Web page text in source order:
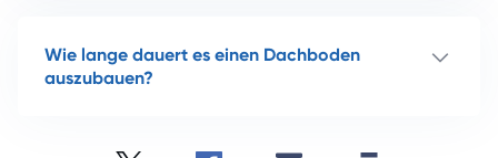
Wie lange dauert es einen Dachboden
auszubauen?